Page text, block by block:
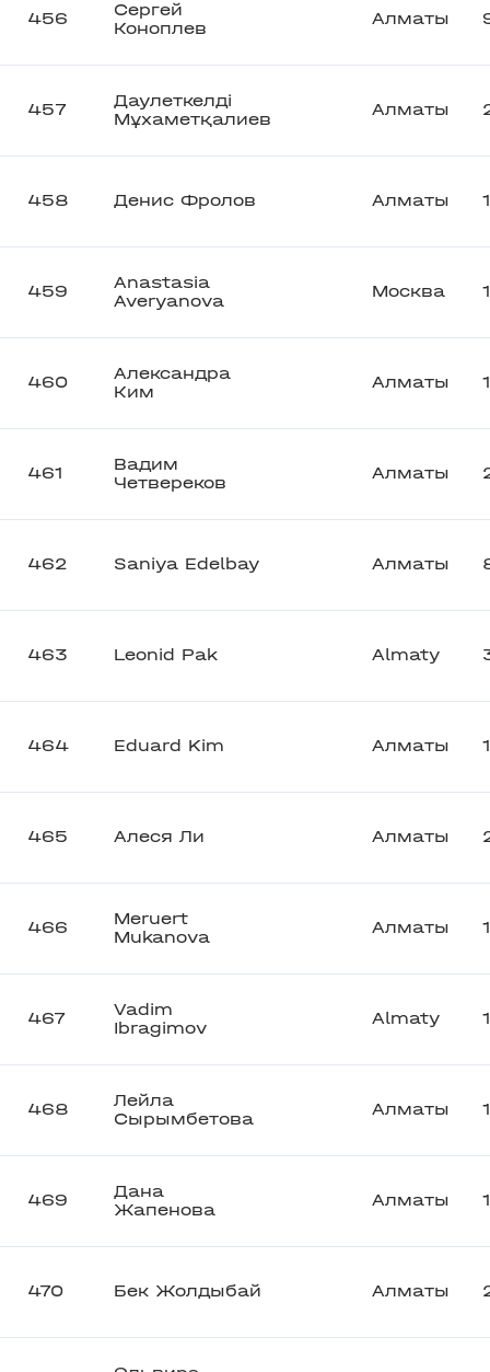
456
Сергей
Коноплев
Алматы
457
Даулеткелді
Мұхаметқалиев
Алматы
458 Денис Фролов Алматы
459
Anastasia
Averyanova
Москва
460
Александра
Ким
Алматы
461
Вадим
Четвереков
Алматы
462 Saniya Edelbay Алматы
463 Leonid Pak Almaty
464 Eduard Kim Алматы
465 Алеся Ли Алматы
466
Meruert
Mukanova
Алматы
467
Vadim
Ibragimov
Almaty
468
Лейла
Сырымбетова
Алматы
469
Дана
Жапенова
Алматы
470 Бек Жолдыбай Алматы